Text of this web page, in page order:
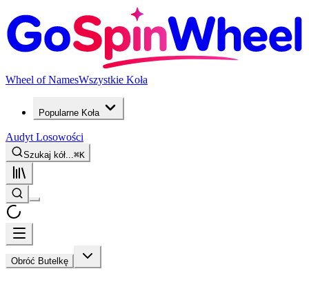
Wheel of NamesWszystkie Koła
Popularne Koła
Audyt Losowości
Szukaj kół... ⌘K
Obróć Butelkę